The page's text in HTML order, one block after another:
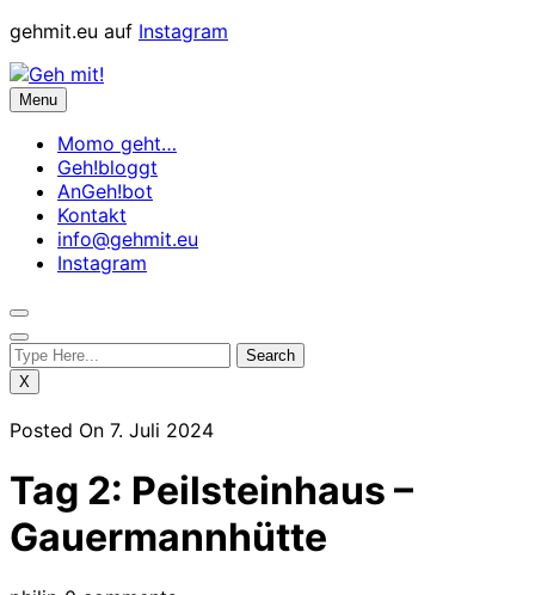
Skip
content
gehmit.eu auf Instagram
Menu
Momo geht…
Geh!bloggt
AnGeh!bot
Kontakt
info@gehmit.eu
Instagram
X
Posted On 7. Juli 2024
Tag 2: Peilsteinhaus –
Gauermannhütte